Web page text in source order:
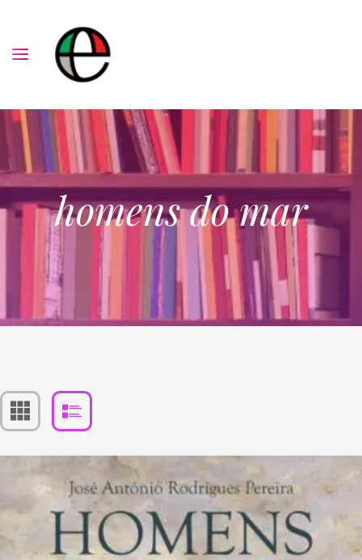
homens do mar